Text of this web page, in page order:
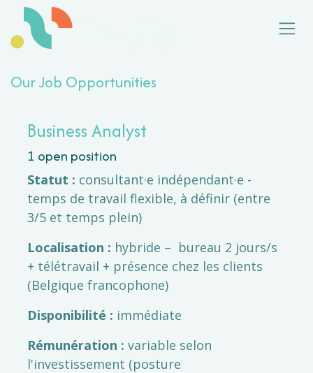
Skip to Content
Our Job Opportunities
Business Analyst
1 open position
Statut : consultant·e indépendant·e -
temps de travail flexible, à définir (entre
3/5 et temps plein)
Localisation : hybride – bureau 2 jours/s
+ télétravail + présence chez les clients
(Belgique francophone)
Disponibilité : immédiate
Rémunération : variable selon
l'investissement (posture